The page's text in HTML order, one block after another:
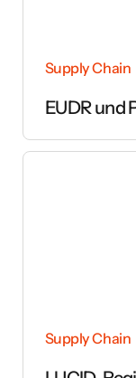
Supply Chain
EUDR und
Supply Chain